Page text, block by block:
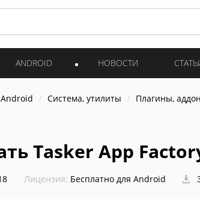
ANDROID НОВОСТИ
Android Система, утилиты Плагины,
Tasker App
Лицензия: Бесплатно для Android